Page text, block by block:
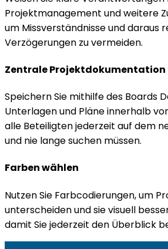
Projektmanagement und weitere
um Missverständnisse und daraus
Verzögerungen zu vermeiden.
Zentrale Projektdokumentation
Speichern Sie mithilfe des Boards
Unterlagen und Pläne innerhalb
alle Beteiligten jederzeit auf dem
und nie lange suchen müssen.
Farben wählen
Nutzen Sie Farbcodierungen, um
unterscheiden und sie visuell
damit Sie jederzeit den Überblick